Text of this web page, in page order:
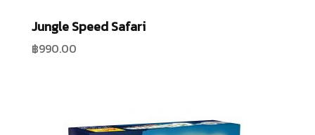
Jungle Speed Safari
฿990.00